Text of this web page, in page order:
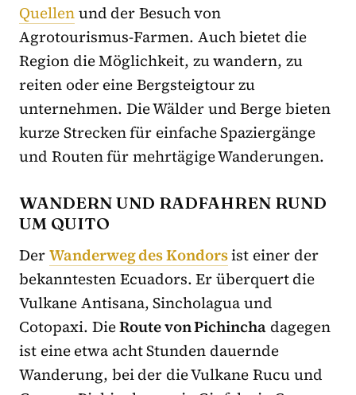
Quellenund der Besuch von
Agrotourismus-Farmen. Auch bietet die
Region die Möglichkeit, zu wandern, zu
reiten oder eine Bergsteigtour zu
unternehmen. Die Wälder und Berge bieten
kurze Strecken für einfache Spaziergänge
und Routen für mehrtägige Wanderungen.
WANDERN UND RADFAHREN RUND
UM QUITO
DerWanderweg des Kondorsist einer der
bekanntesten Ecuadors. Er überquert die
Vulkane Antisana, Sincholagua und
Cotopaxi. DieRoute von Pichincha dagegen
ist eine etwa acht Stunden dauernde
Wanderung, bei der die Vulkane Rucu und